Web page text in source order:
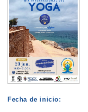
Fecha de inicio: